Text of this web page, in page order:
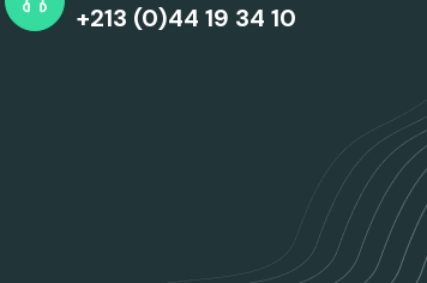
+213 (0)44 19 34 10